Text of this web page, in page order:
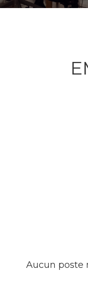
Aucun poste